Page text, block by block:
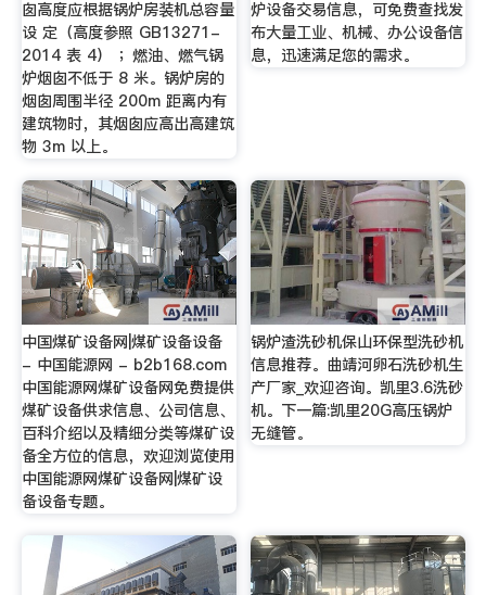
囱高度应根据锅炉房装机总容量
设 定（高度参照 GB13271-
2014 表 4） ；燃油、燃气锅
炉烟囱不低于 8 米。锅炉房的
烟囱周围半径 200m 距离内有
建筑物时，其烟囱应高出高建筑
物 3m 以上。
炉设备交易信息，可免费查找发
布大量工业、机械、办公设备信
息，迅速满足您的需求。
中国煤矿设备网|煤矿设备设备
- 中国能源网 - b2b168.com
中国能源网煤矿设备网免费提供
煤矿设备供求信息、公司信息、
百科介绍以及精细分类等煤矿设
备全方位的信息，欢迎浏览使用
中国能源网煤矿设备网|煤矿设
备设备专题。
锅炉渣洗砂机保山环保型洗砂机
信息推荐。曲靖河卵石洗砂机生
产厂家_欢迎咨询。凯里3.6洗砂
机。下一篇:凯里20G高压锅炉
无缝管。